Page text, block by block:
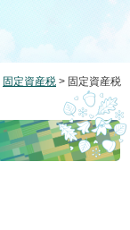
固定資産税 > 固定資産税